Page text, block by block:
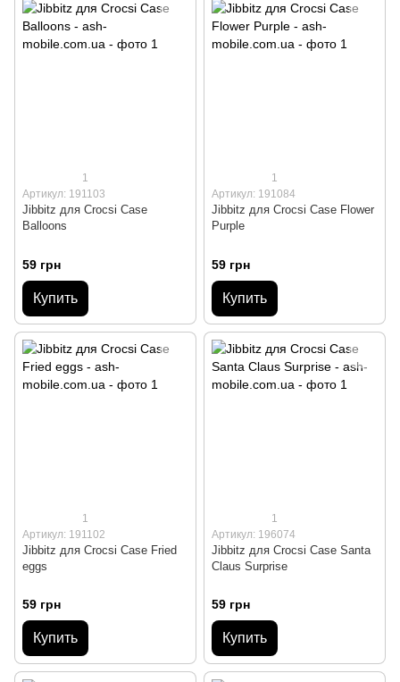
1
Артикул: 191103
Jibbitz для Crocsі Case
Balloons
59 грн
Купить
1
Артикул: 191084
Jibbitz для Crocsі Case Flower
Purple
59 грн
Купить
1
Артикул: 191102
Jibbitz для Crocsі Case Fried
eggs
59 грн
Купить
1
Артикул: 196074
Jibbitz для Crocsі Case Santa
Claus Surprise
59 грн
Купить